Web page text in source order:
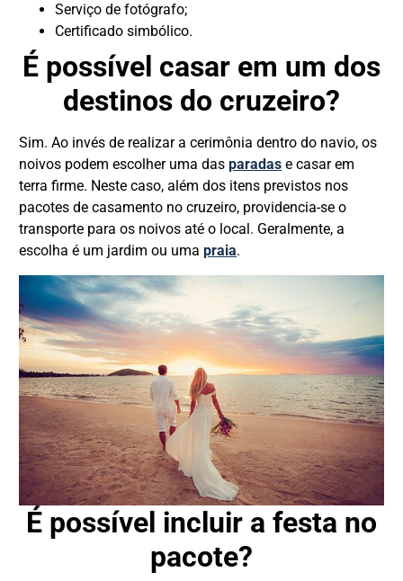
Serviço de fotógrafo;
Certificado simbólico.
É possível casar em um dos
destinos do cruzeiro?
Sim. Ao invés de realizar a cerimônia dentro do navio, os
noivos podem escolher uma das paradas e casar em
terra firme. Neste caso, além dos itens previstos nos
pacotes de casamento no cruzeiro, providencia-se o
transporte para os noivos até o local. Geralmente, a
escolha é um jardim ou uma praia.
É possível incluir a festa no
pacote?
DESTAQUE